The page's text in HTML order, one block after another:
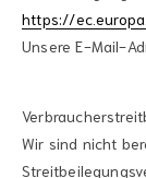
https://
Unsere E-Mail-
Wir sind nicht